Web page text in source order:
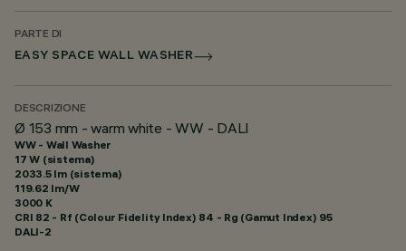
PARTE DI
EASY SPACE WALL WASHER
DESCRIZIONE
Ø 153 mm - warm white - WW - DALI
WW - Wall Washer
17 W (sistema)
2033.5 lm (sistema)
119.62 lm/W
3000 K
CRI 82 - Rf (Colour Fidelity Index) 84 - Rg (Gamut Index) 95
DALI-2